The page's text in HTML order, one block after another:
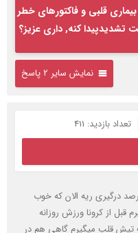
قلبی و فاکتورهای خطر
تشدیدپیدا کنه, داری عزیز؟
نمایش سایر 2 پاسخ
تعداد بازدید: 411
درگیری ریه الان که خوب
از کرونا ورزش روزانه
تپش قلب میگیرم گاهی هم در